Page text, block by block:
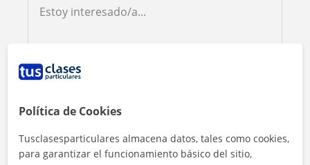
Política de Cookies
Tusclasesparticulares almacena datos, tales como cookies,
para garantizar el funcionamiento básico del sitio,